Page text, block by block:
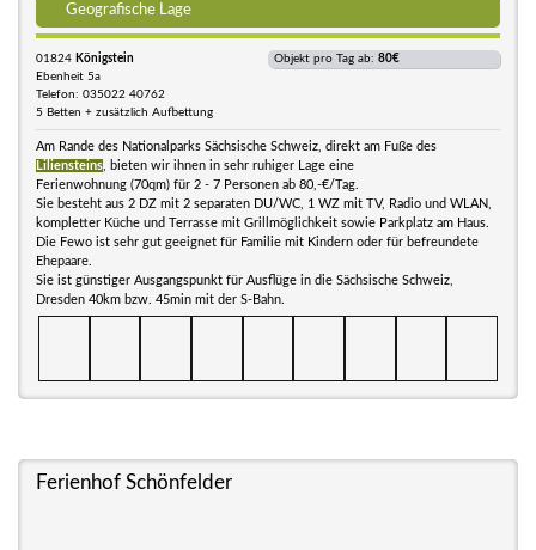
Geografische Lage
01824 Königstein
Ebenheit 5a
Telefon: 035022 40762
5 Betten + zusätzlich Aufbettung
Objekt pro Tag ab: 80€
Am Rande des Nationalparks Sächsische Schweiz, direkt am Fuße des
Liliensteins , bieten wir ihnen in sehr ruhiger Lage eine
Ferienwohnung (70qm) für 2 - 7 Personen ab 80,-€/Tag.
Sie besteht aus 2 DZ mit 2 separaten DU/WC, 1 WZ mit TV, Radio und WLAN,
kompletter Küche und Terrasse mit Grillmöglichkeit sowie Parkplatz am Haus.
Die Fewo ist sehr gut geeignet für Familie mit Kindern oder für befreundete
Ehepaare.
Sie ist günstiger Ausgangspunkt für Ausflüge in die Sächsische Schweiz,
Dresden 40km bzw. 45min mit der S-Bahn.
Ferienhof Schönfelder